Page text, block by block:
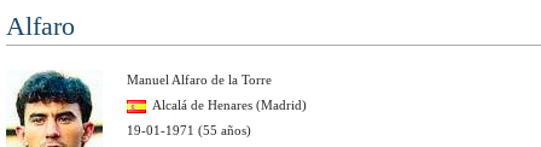
Alfaro
Manuel Alfaro de la Torre
Alcalá de Henares (Madrid)
19-01-1971 (55 años)